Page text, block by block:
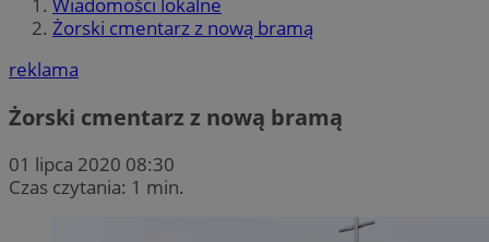
Wiadomości lokalne
Żorski cmentarz z nową bramą
reklama
Żorski cmentarz z nową bramą
01 lipca 2020 08:30
Czas czytania: 1 min.